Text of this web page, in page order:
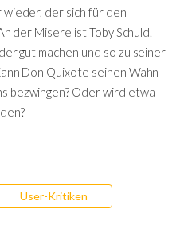
wieder, der sich für den
der Misere ist Toby Schuld.
gut machen und so zu seiner
Don Quixote seinen Wahn
bezwingen? Oder wird etwa
User-Kritiken